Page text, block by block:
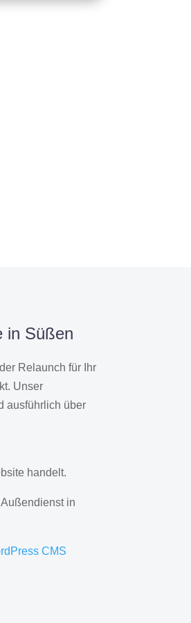
in Süßen
Relaunch für Ihr
Unser
ausführlich über
handelt.
in
CMS